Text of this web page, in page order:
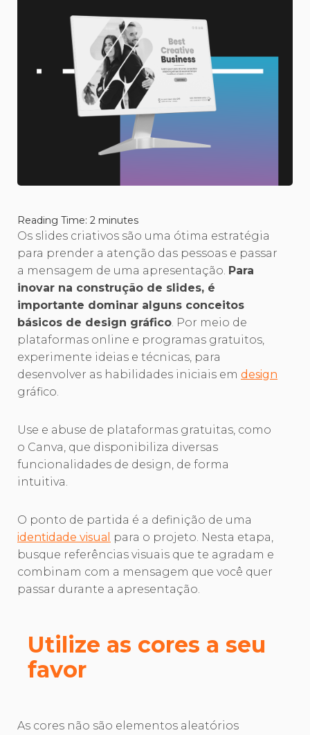
Reading Time: 2 minutes
Os slides criativos são uma ótima estratégia
para prender a atenção das pessoas e passar
a mensagem de uma apresentação. Para
inovar na construção de slides, é
importante dominar alguns conceitos
básicos de design gráfico. Por meio de
plataformas online e programas gratuitos,
experimente ideias e técnicas, para
desenvolver as habilidades iniciais em design
gráfico.
Use e abuse de plataformas gratuitas, como
o Canva, que disponibiliza diversas
funcionalidades de design, de forma
intuitiva.
O ponto de partida é a definição de uma
identidade visual
para o projeto. Nesta etapa,
busque referências visuais que te agradam e
combinam com a mensagem que você quer
passar durante a apresentação.
Utilize as cores a seu
favor
As cores não são elementos aleatórios